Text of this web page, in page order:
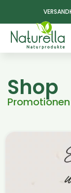
Shop
Promotionen